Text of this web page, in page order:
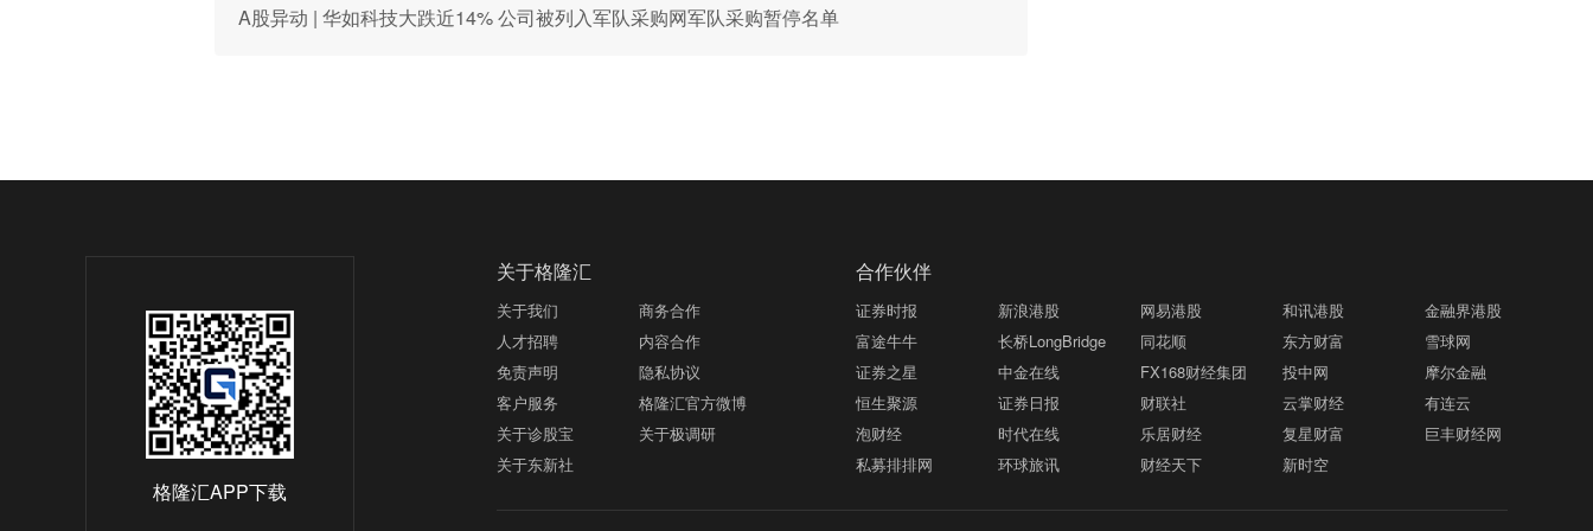
A股异动 | 华如科技大跌近14% 公司被列入军队采购网军队采购暂停名单
格隆汇APP下载
关于格隆汇
关于我们
商务合作
人才招聘
内容合作
免责声明
隐私协议
客户服务
格隆汇官方微博
关于诊股宝
关于极调研
关于东新社
合作伙伴
证券时报 新浪港股 网易港股 和讯港股
金融界港股
富途牛牛
长桥LongBridge 同花顺 东方财富
雪球网
证券之星
中金在线 FX168财经集团 投中网
摩尔金融
恒生聚源
证券日报 财联社 云掌财经
有连云
泡财经
时代在线 乐居财经 复星财富
巨丰财经网
私募排排网
环球旅讯 财经天下 新时空